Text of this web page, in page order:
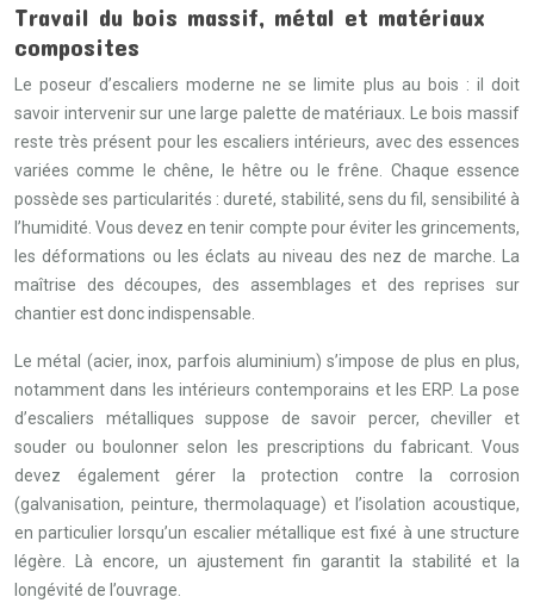
Travail du bois massif, métal et matériaux
composites
Le poseur d’escaliers moderne ne se limite plus au bois : il doit
savoir intervenir sur une large palette de matériaux. Le bois massif
reste très présent pour les escaliers intérieurs, avec des essences
variées comme le chêne, le hêtre ou le frêne. Chaque essence
possède ses particularités : dureté, stabilité, sens du fil, sensibilité à
l’humidité. Vous devez en tenir compte pour éviter les grincements,
les déformations ou les éclats au niveau des nez de marche. La
maîtrise des découpes, des assemblages et des reprises sur
chantier est donc indispensable.
Le métal (acier, inox, parfois aluminium) s’impose de plus en plus,
notamment dans les intérieurs contemporains et les ERP. La pose
d’escaliers métalliques suppose de savoir percer, cheviller et
souder ou boulonner selon les prescriptions du fabricant. Vous
devez également gérer la protection contre la corrosion
(galvanisation, peinture, thermolaquage) et l’isolation acoustique,
en particulier lorsqu’un escalier métallique est fixé à une structure
légère. Là encore, un ajustement fin garantit la stabilité et la
longévité de l’ouvrage.